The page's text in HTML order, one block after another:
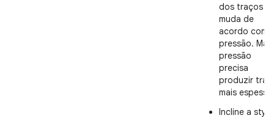
dos traços
muda de
acordo com
pressão. Mais
pressão
precisa
produzir
mais
Incline a